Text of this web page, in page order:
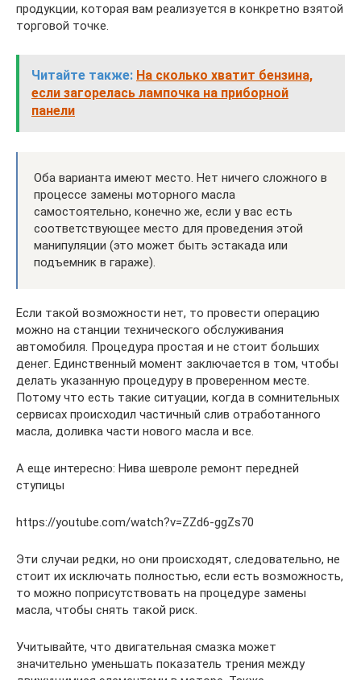
продукции, которая вам реализуется в конкретно взятой
торговой точке.
Читайте также: На сколько хватит бензина,
если загорелась лампочка на приборной
панели
Оба варианта имеют место. Нет ничего сложного в
процессе замены моторного масла
самостоятельно, конечно же, если у вас есть
соответствующее место для проведения этой
манипуляции (это может быть эстакада или
подъемник в гараже).
Если такой возможности нет, то провести операцию
можно на станции технического обслуживания
автомобиля. Процедура простая и не стоит больших
денег. Единственный момент заключается в том, чтобы
делать указанную процедуру в проверенном месте.
Потому что есть такие ситуации, когда в сомнительных
сервисах происходил частичный слив отработанного
масла, доливка части нового масла и все.
А еще интересно: Нива шевроле ремонт передней
ступицы
https://youtube.com/watch?v=ZZd6-ggZs70
Эти случаи редки, но они происходят, следовательно, не
стоит их исключать полностью, если есть возможность,
то можно поприсутствовать на процедуре замены
масла, чтобы снять такой риск.
Учитывайте, что двигательная смазка может
значительно уменьшать показатель трения между